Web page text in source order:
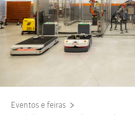
Eventos e feiras